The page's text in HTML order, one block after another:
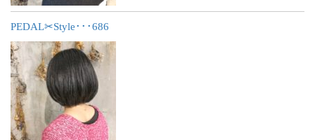
PEDAL✂︎Style･･･686